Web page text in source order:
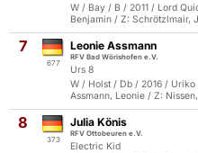
W / Bay / B / 2011 / Lord
Benjamin / Z: Schrötzlmair,
7
677
Leonie Assmann
RFV Bad Wörishofen e.V.
Urs 8
W / Holst / Db / 2016 /
Assmann, Leonie / Z:
8
373
Julia Könis
RFV Ottobeuren e.V.
Electric Kid